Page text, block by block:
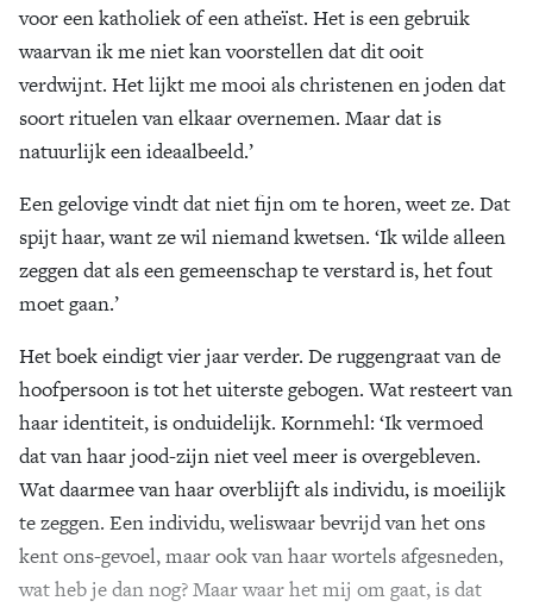
voor een katholiek of een atheïst. Het is een gebruik
waarvan ik me niet kan voorstellen dat dit ooit
verdwijnt. Het lijkt me mooi als christenen en joden dat
soort rituelen van elkaar overnemen. Maar dat is
natuurlijk een ideaalbeeld.’
Een gelovige vindt dat niet fijn om te horen, weet ze. Dat
spijt haar, want ze wil niemand kwetsen. ‘Ik wilde alleen
zeggen dat als een gemeenschap te verstard is, het fout
moet gaan.’
Het boek eindigt vier jaar verder. De ruggengraat van de
hoofpersoon is tot het uiterste gebogen. Wat resteert van
haar identiteit, is onduidelijk. Kornmehl: ‘Ik vermoed
dat van haar jood-zijn niet veel meer is overgebleven.
Wat daarmee van haar overblijft als individu, is moeilijk
te zeggen. Een individu, weliswaar bevrijd van het ons
kent ons-gevoel, maar ook van haar wortels afgesneden,
wat heb je dan nog? Maar waar het mij om gaat, is dat